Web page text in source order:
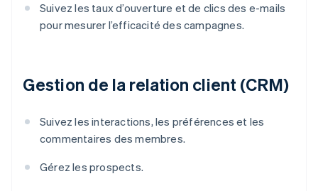
Suivez les taux d’ouverture et de clics des e-mails
pour mesurer l’efficacité des campagnes.
Gestion de la relation client (CRM)
Suivez les interactions, les préférences et les
commentaires des membres.
Gérez les prospects.